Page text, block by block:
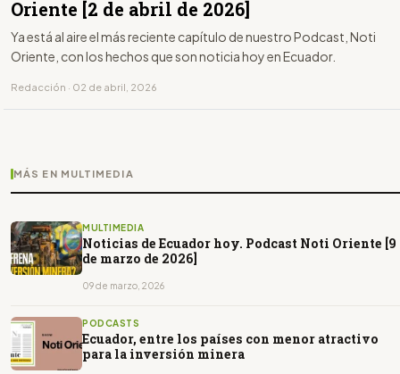
Oriente [2 de abril de 2026]
Ya está al aire el más reciente capítulo de nuestro Podcast, Noti
Oriente, con los hechos que son noticia hoy en Ecuador.
Redacción · 02 de abril, 2026
MÁS EN MULTIMEDIA
MULTIMEDIA
Noticias de Ecuador hoy. Podcast Noti Oriente [9
de marzo de 2026]
09 de marzo, 2026
PODCASTS
Ecuador, entre los países con menor atractivo
para la inversión minera